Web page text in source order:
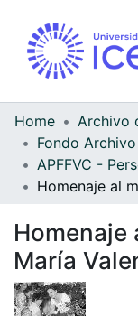
Home
Homenaje
María